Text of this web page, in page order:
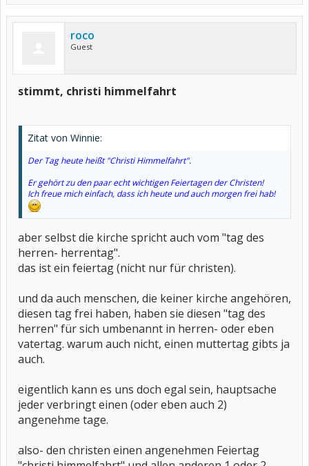
roco
Guest
stimmt, christi himmelfahrt
Zitat von Winnie:
Der Tag heute heißt "Christi Himmelfahrt".
Er gehört zu den paar echt wichtigen Feiertagen der Christen!
Ich freue mich einfach, dass ich heute und auch morgen frei hab!
aber selbst die kirche spricht auch vom "tag des
herren- herrentag".
das ist ein feiertag (nicht nur für christen).
und da auch menschen, die keiner kirche angehören,
diesen tag frei haben, haben sie diesen "tag des
herren" für sich umbenannt in herren- oder eben
vatertag. warum auch nicht, einen muttertag gibts ja
auch.
eigentlich kann es uns doch egal sein, hauptsache
jeder verbringt einen (oder eben auch 2)
angenehme tage.
also- den christen einen angenehmen Feiertag